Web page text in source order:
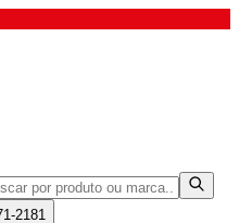
2181